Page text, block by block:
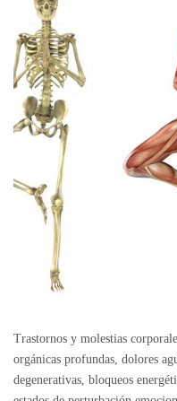
Trastornos y molestias
orgánicas profundas, dolores
degenerativas, bloqueos